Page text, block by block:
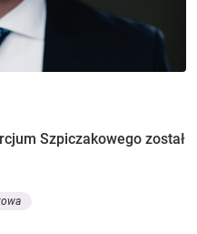
Szpiczakowego został